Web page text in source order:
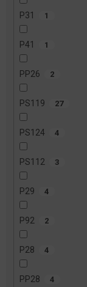
P31 1
P41 1
PP26 2
PS119 27
PS124 4
PS112 3
P29 4
P92 2
P28 4
PP28 4